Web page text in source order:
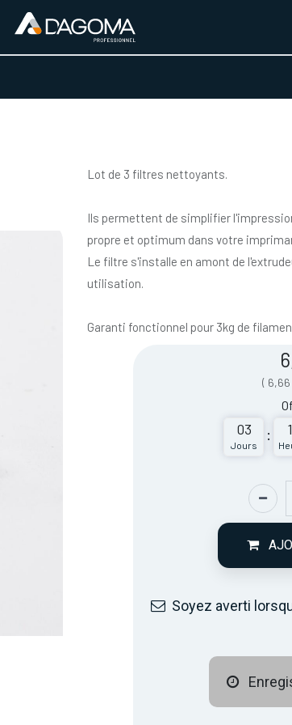
Lot de 3 filtres nettoyants.
Ils permettent de simplifier
propre et optimum dans votre
Le filtre s'installe en amont de
utilisation.
Garanti fonctionnel pour 3kg de
( 6,66
03
Jours
:
Soyez averti